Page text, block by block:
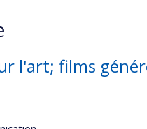
l'art; films